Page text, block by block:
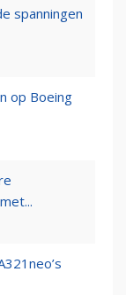
spanningen
op Boeing